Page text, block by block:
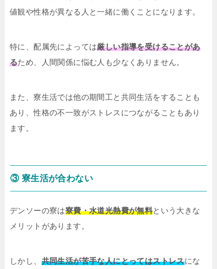
値観や性格が異なる人と一緒に働くことになります。
特に、配属先によっては厳しい指導を受けることがあ
るため、人間関係に悩む人も少なくありません。
また、寮生活では他の期間工と共同生活をすることも
あり、性格の不一致がストレスにつながることもあり
ます。
③ 寮生活が合わない
デンソーの寮は寮費・水道光熱費が無料という大きな
メリットがあります。
しかし、 共同生活が苦手な人にとってはストレスにな